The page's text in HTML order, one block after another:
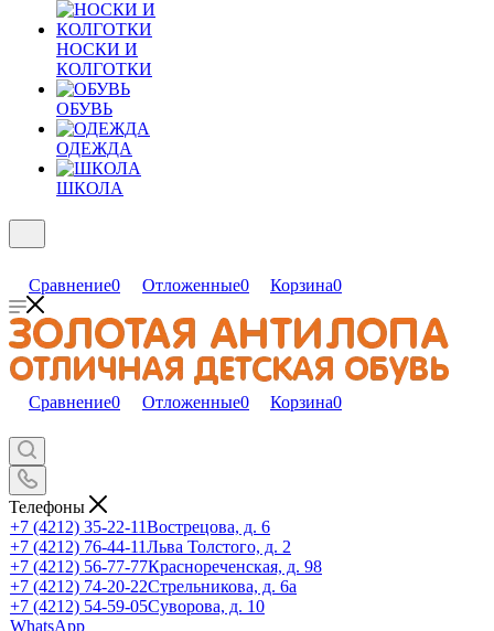
НОСКИ И
КОЛГОТКИ
ОБУВЬ
ОДЕЖДА
ШКОЛА
Сравнение0 Отложенные0 Корзина0
Сравнение0 Отложенные0 Корзина0
Телефоны
+7 (4212) 35-22-11Вострецова, д. 6
+7 (4212) 76-44-11Льва Толстого, д. 2
+7 (4212) 56-77-77Краснореченская, д. 98
+7 (4212) 74-20-22Стрельникова, д. 6а
+7 (4212) 54-59-05Суворова, д. 10
WhatsApp